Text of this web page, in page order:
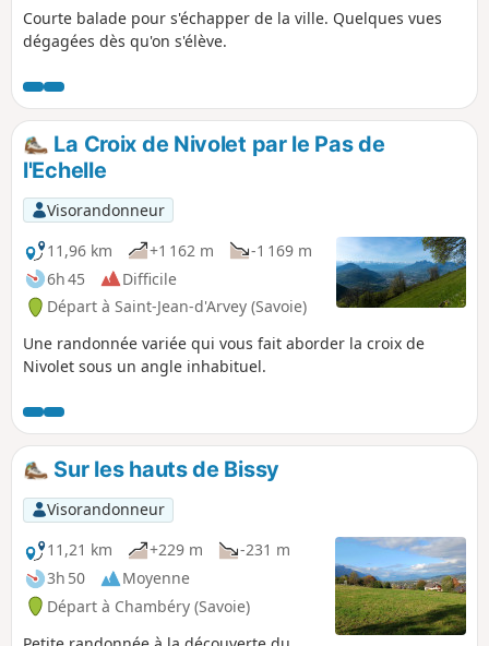
Courte balade pour s'échapper de la ville. Quelques vues
dégagées dès qu'on s'élève.
La Croix de Nivolet par le Pas de
l'Echelle
Visorandonneur
11,96 km
+1 162 m
-1 169 m
6h 45
Difficile
Départ à Saint-Jean-d'Arvey (Savoie)
Une randonnée variée qui vous fait aborder la croix de
Nivolet sous un angle inhabituel.
Sur les hauts de Bissy
Visorandonneur
11,21 km
+229 m
-231 m
3h 50
Moyenne
Départ à Chambéry (Savoie)